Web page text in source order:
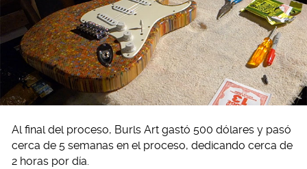
Al final del proceso, Burls Art gastó 500 dólares y pasó
cerca de 5 semanas en el proceso, dedicando cerca de
2 horas por día.